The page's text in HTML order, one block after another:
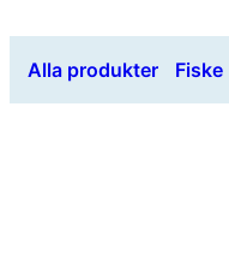
Alla produkter Fiske